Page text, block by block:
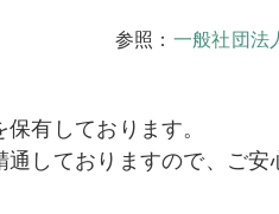
参照： 一般社団法
有しております。
しておりますので、ご安